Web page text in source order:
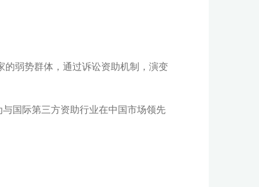
弱势群体，通过诉讼资助机制，演变
国际第三方资助行业在中国市场领先